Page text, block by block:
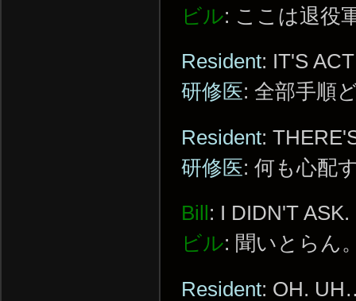
ビル: ここは退役
Resident: IT'S
研修医: 全部手順
Resident:
研修医: 何も心配
Bill : I DIDN'T ASK.
ビル: 聞いとらん
Resident: OH.